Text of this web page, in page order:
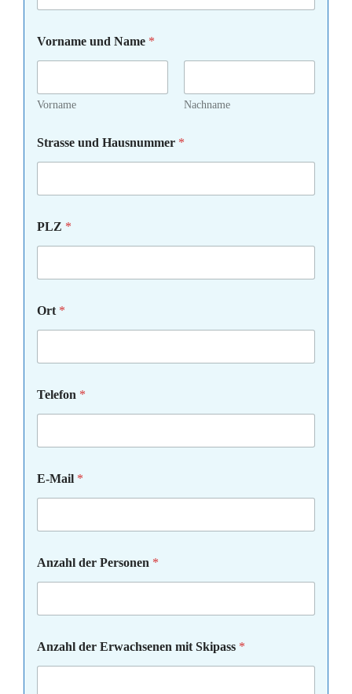
Vorname und Name *
Vorname Nachname
Strasse und Hausnummer *
PLZ *
Ort *
Telefon *
E-Mail *
Anzahl der Personen *
Anzahl der Erwachsenen mit Skipass *